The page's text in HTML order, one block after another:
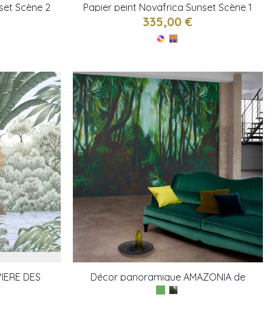
Scène 2
Papier peint Novafrica Sunset Scène 1
de Christian Lacroix
335,00 €
DES
Décor panoramique AMAZONIA de
Pierre Frey